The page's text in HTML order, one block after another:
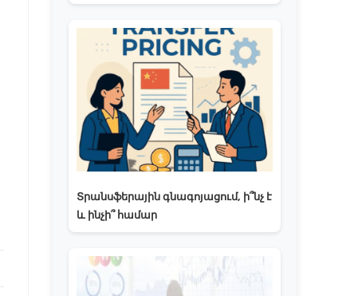
Տրանսֆերային գնագոյացում, ի՞նչ է
և ինչի՞ համար